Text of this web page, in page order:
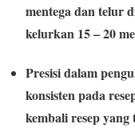
mentega dan telur
kelurkan 15 – 20
Presisi dalam
konsisten pada
kembali resep